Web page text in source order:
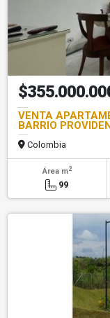
VENTA
BARRIO
Colombia
Área m2
99